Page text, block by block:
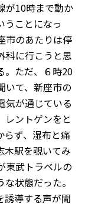
が10時まで動か
うことになっ
市のあたりは停
科に行こうと思
。ただ、６時20
いて、新座市の
気が通じている
レントゲンをと
らず、湿布と痛
木駅を覗いてみ
東武トラベルの
状態だった。
誘導する声が聞